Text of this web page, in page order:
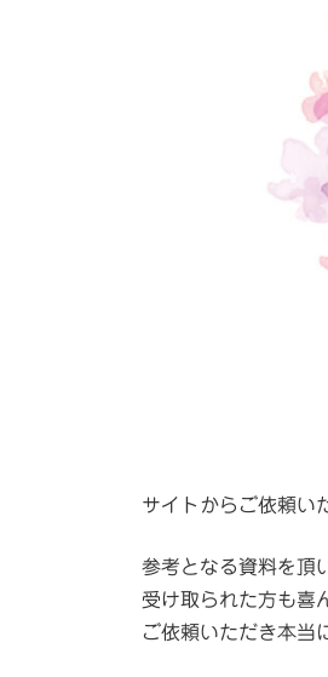
サイトからご依頼い
参考となる資料を頂
受け取られた方も喜
ご依頼いただき本当